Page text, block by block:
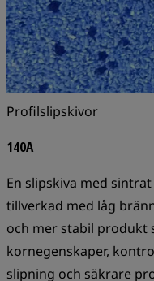
Profilslipskivor
140A
En slipskiva med
tillverkad med låg
och mer stabil produkt
kornegenskaper,
slipning och säkrare